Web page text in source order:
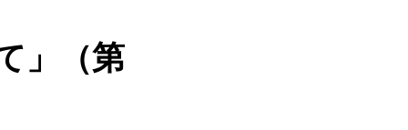
事業内容
」（第